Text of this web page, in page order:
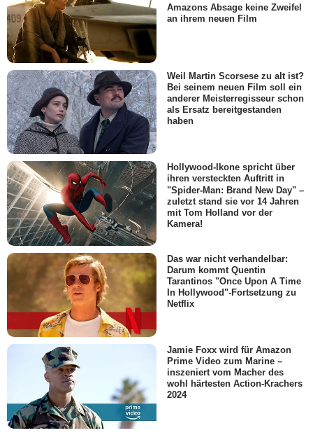
Amazons Absage keine Zweifel
an ihrem neuen Film
Weil Martin Scorsese zu alt ist?
Bei seinem neuen Film soll ein
anderer Meisterregisseur schon
als Ersatz bereitgestanden
haben
Hollywood-Ikone spricht über
ihren versteckten Auftritt in
"Spider-Man: Brand New Day" –
zuletzt stand sie vor 14 Jahren
mit Tom Holland vor der
Kamera!
Das war nicht verhandelbar:
Darum kommt Quentin
Tarantinos "Once Upon A Time
In Hollywood"-Fortsetzung zu
Netflix
Jamie Foxx wird für Amazon
Prime Video zum Marine –
inszeniert vom Macher des
wohl härtesten Action-Krachers
2024